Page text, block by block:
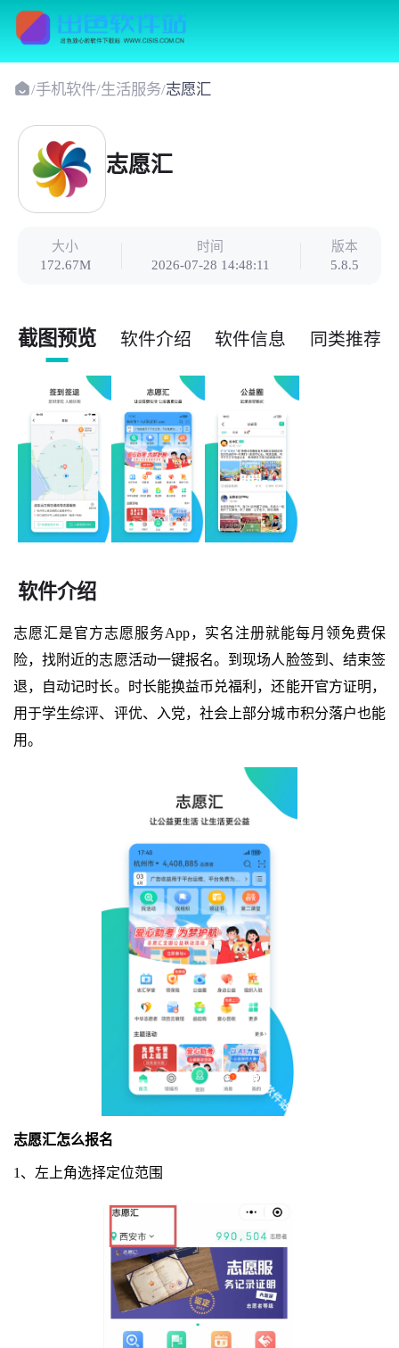
/手机软件/生活服务/志愿汇
志愿汇
大小
172.67M
时间
2026-07-28 14:48:11
版本
5.8.5
截图预览 软件介绍 软件信息 同类推荐
软件介绍
志愿汇是官方志愿服务App，实名注册就能每月领免费保
险，找附近的志愿活动一键报名。到现场人脸签到、结束签
退，自动记时长。时长能换益币兑福利，还能开官方证明，
用于学生综评、评优、入党，社会上部分城市积分落户也能
用。
志愿汇怎么报名
1、左上角选择定位范围